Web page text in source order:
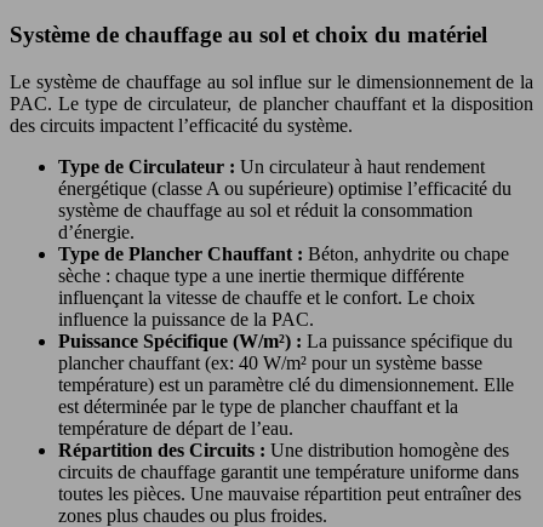
Système de chauffage au sol et choix du matériel
Le système de chauffage au sol influe sur le dimensionnement de la
PAC. Le type de circulateur, de plancher chauffant et la disposition
des circuits impactent l’efficacité du système.
Type de Circulateur : Un circulateur à haut rendement
énergétique (classe A ou supérieure) optimise l’efficacité du
système de chauffage au sol et réduit la consommation
d’énergie.
Type de Plancher Chauffant : Béton, anhydrite ou chape
sèche : chaque type a une inertie thermique différente
influençant la vitesse de chauffe et le confort. Le choix
influence la puissance de la PAC.
Puissance Spécifique (W/m²) : La puissance spécifique du
plancher chauffant (ex: 40 W/m² pour un système basse
température) est un paramètre clé du dimensionnement. Elle
est déterminée par le type de plancher chauffant et la
température de départ de l’eau.
Répartition des Circuits : Une distribution homogène des
circuits de chauffage garantit une température uniforme dans
toutes les pièces. Une mauvaise répartition peut entraîner des
zones plus chaudes ou plus froides.